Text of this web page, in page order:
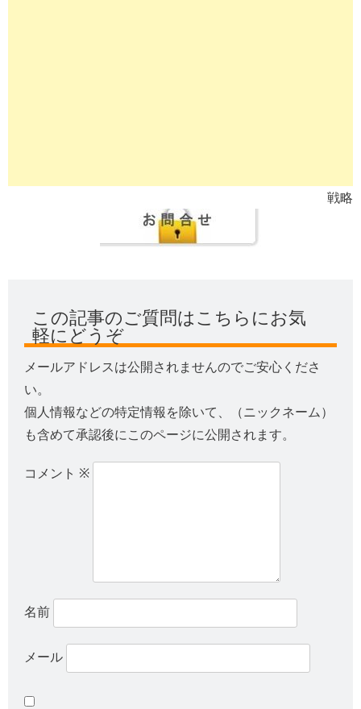
戦略
この記事のご質問はこちらにお気
軽にどうぞ
メールアドレスは公開されませんのでご安心くださ
い。
個人情報などの特定情報を除いて、（ニックネーム）
も含めて承認後にこのページに公開されます。
コメント ※
名前
メール